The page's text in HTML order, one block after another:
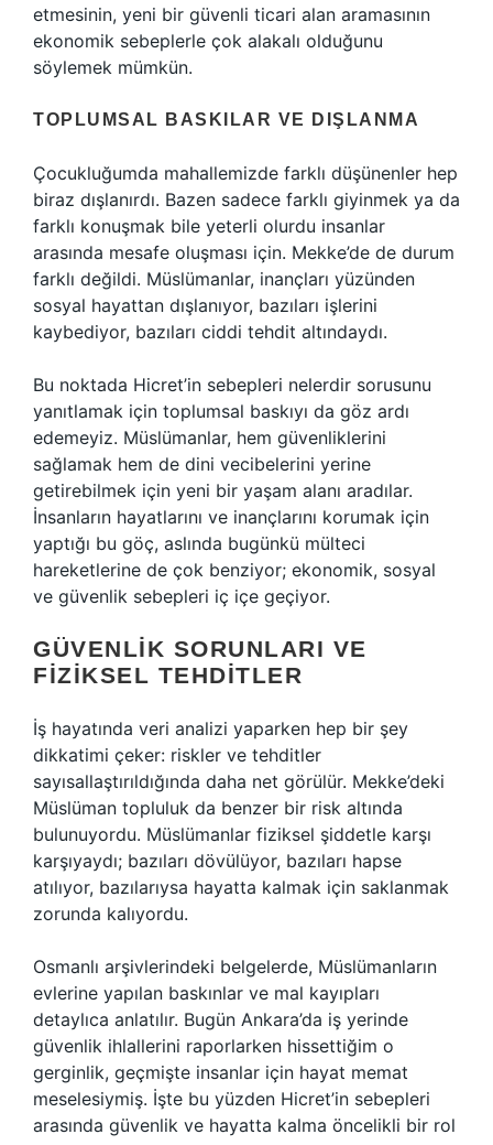
etmesinin, yeni bir güvenli ticari alan aramasının
ekonomik sebeplerle çok alakalı olduğunu
söylemek mümkün.
TOPLUMSAL BASKILAR VE DIŞLANMA
Çocukluğumda mahallemizde farklı düşünenler hep
biraz dışlanırdı. Bazen sadece farklı giyinmek ya da
farklı konuşmak bile yeterli olurdu insanlar
arasında mesafe oluşması için. Mekke’de de durum
farklı değildi. Müslümanlar, inançları yüzünden
sosyal hayattan dışlanıyor, bazıları işlerini
kaybediyor, bazıları ciddi tehdit altındaydı.
Bu noktada Hicret’in sebepleri nelerdir sorusunu
yanıtlamak için toplumsal baskıyı da göz ardı
edemeyiz. Müslümanlar, hem güvenliklerini
sağlamak hem de dini vecibelerini yerine
getirebilmek için yeni bir yaşam alanı aradılar.
İnsanların hayatlarını ve inançlarını korumak için
yaptığı bu göç, aslında bugünkü mülteci
hareketlerine de çok benziyor; ekonomik, sosyal
ve güvenlik sebepleri iç içe geçiyor.
GÜVENLIK SORUNLARI VE
FIZIKSEL TEHDITLER
İş hayatında veri analizi yaparken hep bir şey
dikkatimi çeker: riskler ve tehditler
sayısallaştırıldığında daha net görülür. Mekke’deki
Müslüman topluluk da benzer bir risk altında
bulunuyordu. Müslümanlar fiziksel şiddetle karşı
karşıyaydı; bazıları dövülüyor, bazıları hapse
atılıyor, bazılarıysa hayatta kalmak için saklanmak
zorunda kalıyordu.
Osmanlı arşivlerindeki belgelerde, Müslümanların
evlerine yapılan baskınlar ve mal kayıpları
detaylıca anlatılır. Bugün Ankara’da iş yerinde
güvenlik ihlallerini raporlarken hissettiğim o
gerginlik, geçmişte insanlar için hayat memat
meselesiymiş. İşte bu yüzden Hicret’in sebepleri
arasında güvenlik ve hayatta kalma öncelikli bir rol